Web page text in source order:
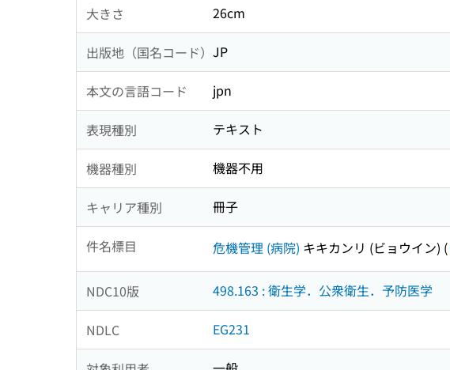
大きさ 26cm
出版地（国名コード） JP
本文の言語コード jpn
表現種別 テキスト
機器種別 機器不用
キャリア種別 冊子
件名標目 危機管理 (病院) キキカンリ (ビョウイン) (
NDC10版 498.163 : 衛生学．公衆衛生．予防医学
NDLC EG231